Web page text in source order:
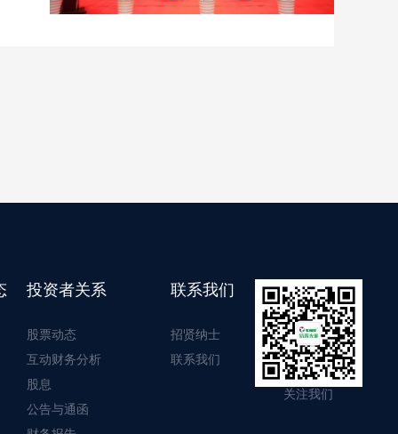
投资者关系
股票动态
互动财务分析
股息
公告与通函
联系我们
招贤纳士
联系我们
关注我们